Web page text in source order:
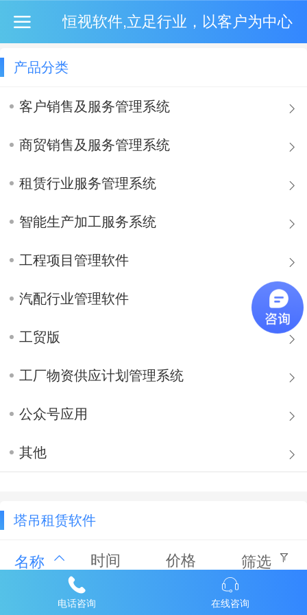
恒视软件,立足行业，以客户为中心
产品分类
客户销售及服务管理系统
商贸销售及服务管理系统
租赁行业服务管理系统
智能生产加工服务系统
工程项目管理软件
汽配行业管理软件
工贸版
工厂物资供应计划管理系统
公众号应用
其他
塔吊租赁软件
名称 时间 价格 筛选
电话咨询 在线咨询